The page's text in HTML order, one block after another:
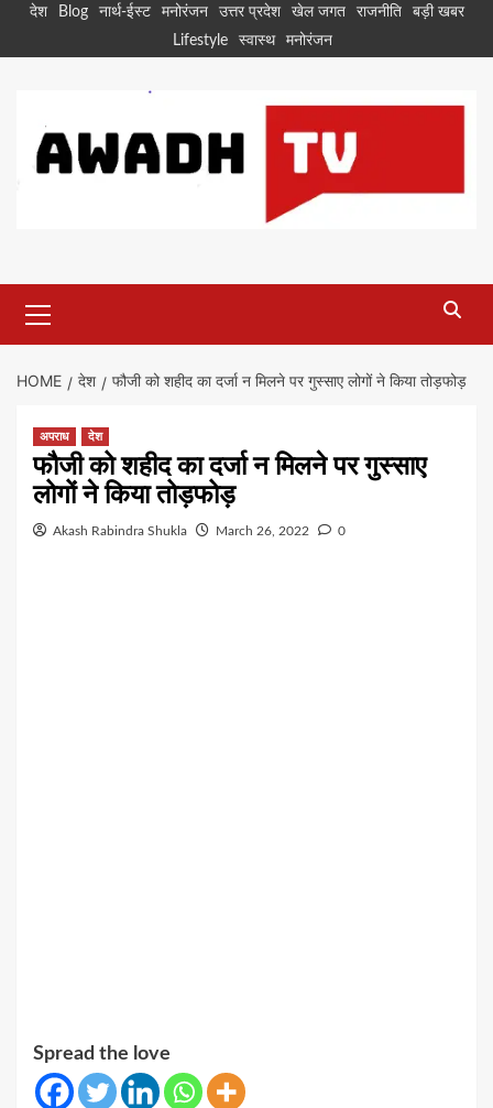
Skipदेश Blog नार्थ-ईस्ट मनोरंजन उत्तर प्रदेश खेल जगत राजनीति
बड़ी खबर
Lifestyle
स्वास्थ मनोरंजन
Menu
HOME देश फौजी को शहीद का दर्जा न मिलने पर गुस्साए लोगों ने किया तोड़फोड़
अपराध देश
फौजी को शहीद का दर्जा न मिलने पर गुस्साए
लोगों ने किया तोड़फोड़
Akash Rabindra Shukla March 26, 2022 0
Spread the love